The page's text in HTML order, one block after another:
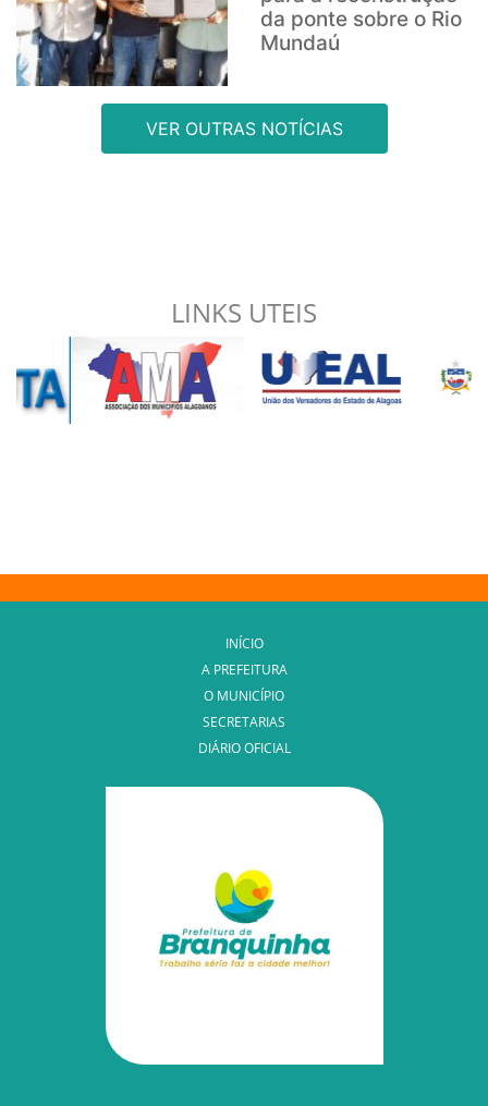
da ponte sobre o Rio
Mundaú
VER OUTRAS NOTÍCIAS
LINKS UTEIS
INÍCIO
A PREFEITURA
O MUNICÍPIO
SECRETARIAS
DIÁRIO OFICIAL